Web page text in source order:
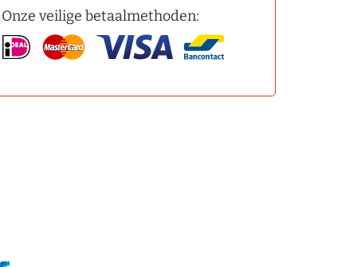
Onze veilige betaalmethoden: